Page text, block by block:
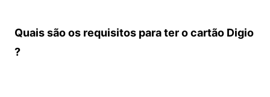
Quais são os requisitos para ter o cartão Digio
?